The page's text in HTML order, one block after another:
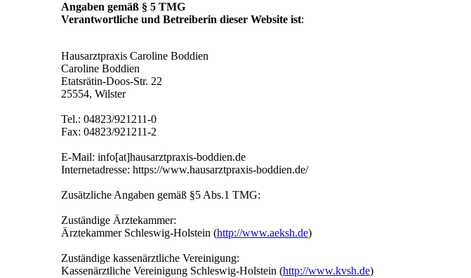
Angaben gemäß § 5 TMG
Verantwortliche und Betreiberin dieser Website ist:
Hausarztpraxis Caroline Boddien
Caroline Boddien
Etatsrätin-Doos-Str. 22
25554, Wilster
Tel.: 04823/921211-0
Fax: 04823/921211-2
E-Mail: info[at]hausarztpraxis-boddien.de
Internetadresse: https://www.hausarztpraxis-boddien.de/
Zusätzliche Angaben gemäß §5 Abs.1 TMG:
Zuständige Ärztekammer:
Ärztekammer Schleswig-Holstein (http://www.aeksh.de)
Zuständige kassenärztliche Vereinigung:
Kassenärztliche Vereinigung Schleswig-Holstein (http://www.kvsh.de)